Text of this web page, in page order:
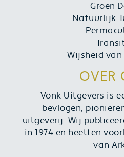
Groen
Natuurlijk
Wijsheid van
OVER
Vonk Uitgevers is
bevlogen,
uitgeverij. Wij
in 1974 en heetten
van